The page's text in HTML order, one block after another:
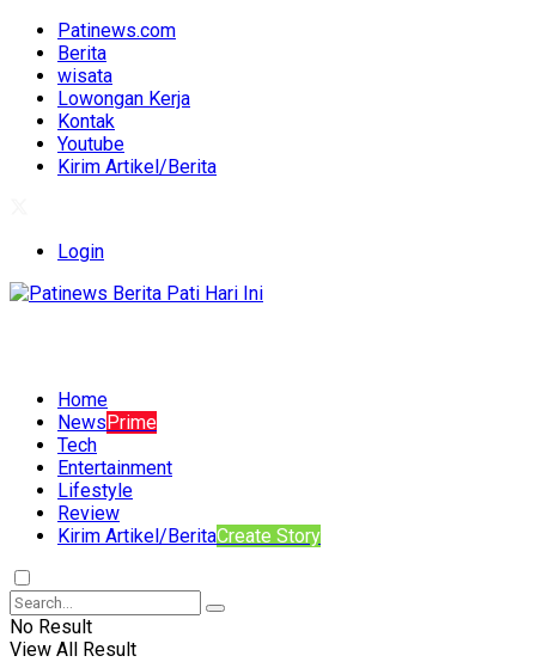
Patinews.com
Berita
wisata
Lowongan Kerja
Kontak
Youtube
Kirim Artikel/Berita
Login
Home
NewsPrime
Tech
Entertainment
Lifestyle
Review
Kirim Artikel/BeritaCreate Story
No Result
View All Result